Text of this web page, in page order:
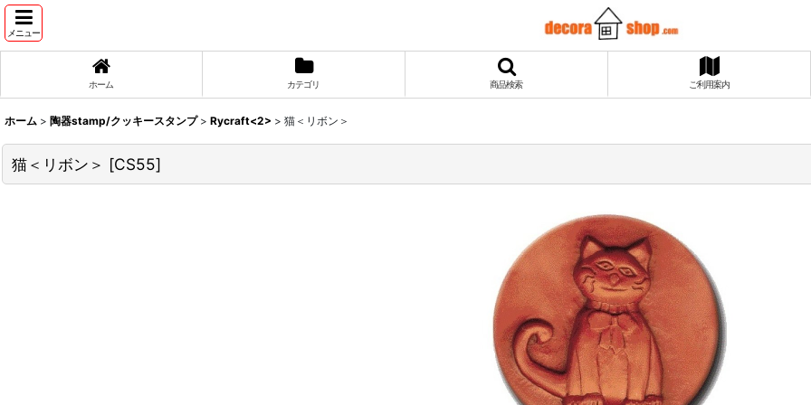
メニュー
ホーム カテゴリ 商品検索 ご利用案内
ホーム > 陶器stamp/クッキースタンプ > Rycraft<2> > 猫＜リボン＞
猫＜リボン＞ [CS55]